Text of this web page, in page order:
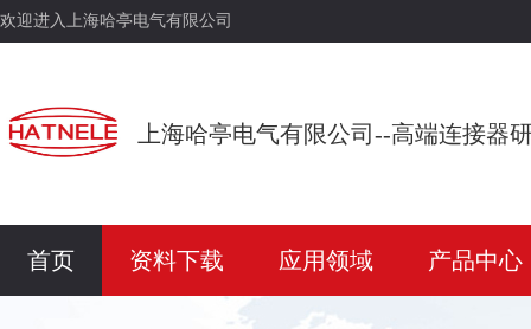
欢迎进入上海哈亭电气有限公司
上海哈亭电气有限公司--高端连接器
首页 资料下载 应用领域 产品中心